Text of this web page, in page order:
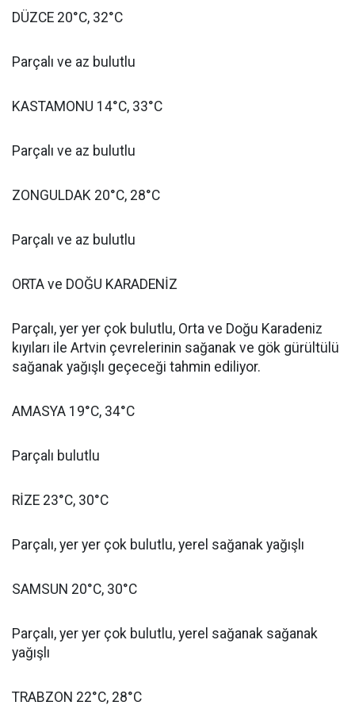
DÜZCE 20°C, 32°C
Parçalı ve az bulutlu
KASTAMONU 14°C, 33°C
Parçalı ve az bulutlu
ZONGULDAK 20°C, 28°C
Parçalı ve az bulutlu
ORTA ve DOĞU KARADENİZ
Parçalı, yer yer çok bulutlu, Orta ve Doğu Karadeniz
kıyıları ile Artvin çevrelerinin sağanak ve gök gürültülü
sağanak yağışlı geçeceği tahmin ediliyor.
AMASYA 19°C, 34°C
Parçalı bulutlu
RİZE 23°C, 30°C
Parçalı, yer yer çok bulutlu, yerel sağanak yağışlı
SAMSUN 20°C, 30°C
Parçalı, yer yer çok bulutlu, yerel sağanak sağanak
yağışlı
TRABZON 22°C, 28°C